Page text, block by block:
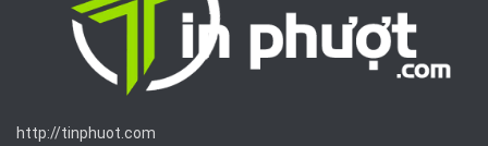
http://tinphuot.com